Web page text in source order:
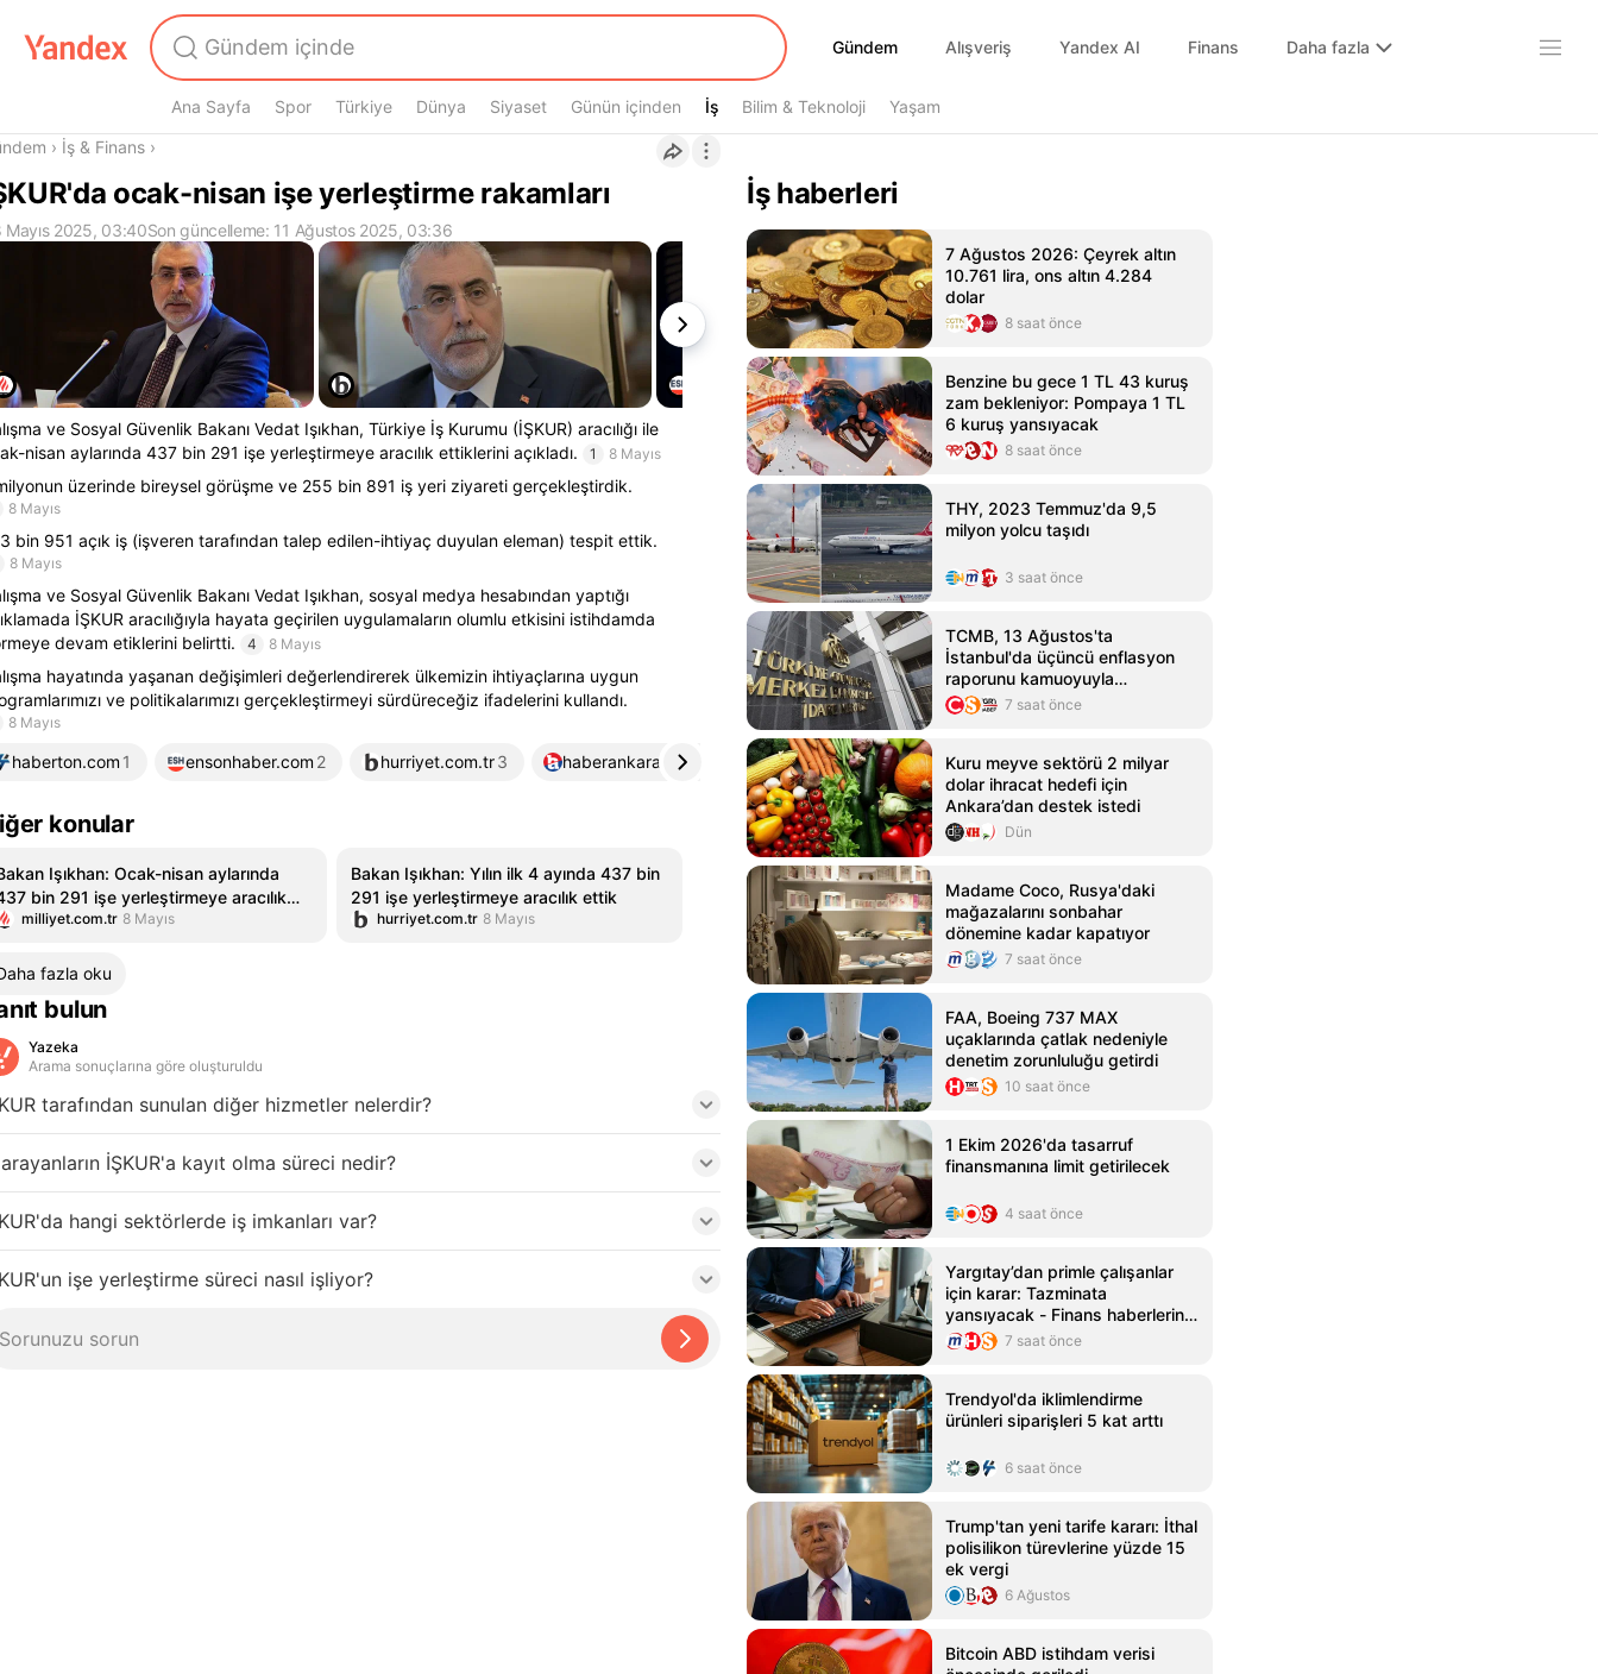
Gündem
Gündem Alışveriş Yandex AI Finans Daha fazla
Ana Sayfa Spor Türkiye Dünya Siyaset Günün içinden İş
İş Bilim & Teknoloji Yaşam
› İş & Finans ›
ocak-nisan işe yerleştirme rakamları
Mayıs 2025, 03:40Son güncelleme: 11 Ağustos 2025, 03:36
ve Sosyal Güvenlik Bakanı Vedat Işıkhan, Türkiye İş Kurumu (İŞKUR) aracılığı ile
nisan aylarında 437 bin 291 işe yerleştirmeye aracılık ettiklerini açıkladı.
1 8 Mayıs
üzerinde bireysel görüşme ve 255 bin 891 iş yeri ziyareti gerçekleştirdik.
8 Mayıs
bin 951 açık iş (işveren tarafından talep edilen-ihtiyaç duyulan eleman) tespit ettik.
8 Mayıs
ve Sosyal Güvenlik Bakanı Vedat Işıkhan, sosyal medya hesabından yaptığı
İŞKUR aracılığıyla hayata geçirilen uygulamaların olumlu etkisini istihdamda
devam etiklerini belirtti.
4 8 Mayıs
hayatında yaşanan değişimleri değerlendirerek ülkemizin ihtiyaçlarına uygun
ve politikalarımızı gerçekleştirmeyi sürdüreceğiz ifadelerini kullandı.
8 Mayıs
haberton.com 1 ensonhaber.com 2 hurriyet.com.tr3 haberankara.com milliyet.com.tr 5
konular
Işıkhan: Ocak-nisan aylarında
bin 291 işe yerleştirmeye aracılık
milliyet.com.tr 8 Mayıs
Bakan Işıkhan: Yılın ilk 4 ayında 437 bin
291 işe yerleştirmeye aracılık ettik
hurriyet.com.tr 8 Mayıs
fazla oku
bulun
Yazeka
Arama sonuçlarına göre oluşturuldu
tarafından sunulan diğer hizmetler nelerdir?
İŞKUR'a kayıt olma süreci nedir?
hangi sektörlerde iş imkanları var?
işe yerleştirme süreci nasıl işliyor?
İş haberleri
7 Ağustos 2026: Çeyrek altın
10.761 lira, ons altın 4.284
dolar
8 saat önce
Benzine bu gece 1 TL 43 kuruş
zam bekleniyor: Pompaya 1 TL
6 kuruş yansıyacak
8 saat önce
THY, 2023 Temmuz'da 9,5
milyon yolcu taşıdı
3 saat önce
TCMB, 13 Ağustos'ta
İstanbul'da üçüncü enflasyon
raporunu kamuoyuyla
paylaşacak7 saat önce
Kuru meyve sektörü 2 milyar
dolar ihracat hedefi için
Ankara’dan destek istedi
Dün
Madame Coco, Rusya'daki
mağazalarını sonbahar
dönemine kadar kapatıyor
7 saat önce
FAA, Boeing 737 MAX
uçaklarında çatlak nedeniyle
denetim zorunluluğu getirdi
10 saat önce
1 Ekim 2026'da tasarruf
finansmanına limit getirilecek
4 saat önce
Yargıtay’dan primle çalışanlar
için karar: Tazminata
yansıyacak - Finans haberlerinin
doğru adresi - Mynet Finans
Haber
7 saat önce
Trendyol'da iklimlendirme
ürünleri siparişleri 5 kat arttı
6 saat önce
Trump'tan yeni tarife kararı: İthal
polisilikon türevlerine yüzde 15
ek vergi
6 Ağustos
Bitcoin ABD istihdam verisi